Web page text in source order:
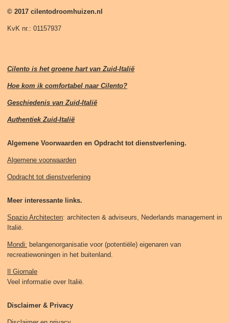
© 2017 cilentodroomhuizen.nl
KvK nr.: 01157937
Cilento is het groene hart van Zuid-Italië
Hoe kom ik comfortabel naar Cilento?
Geschiedenis van Zuid-Italië
Authentiek Zuid-Italië
Algemene Voorwaarden en Opdracht tot dienstverlening.
Algemene voorwaarden
Opdracht tot dienstverlening
Meer interessante links.
Spazio Architecten: architecten & adviseurs, Nederlands management in
Italië.
Mondi: belangenorganisatie voor (potentiële) eigenaren van
recreatiewoningen in het buitenland.
Il Giornale
Veel informatie over Italië.
Disclaimer & Privacy